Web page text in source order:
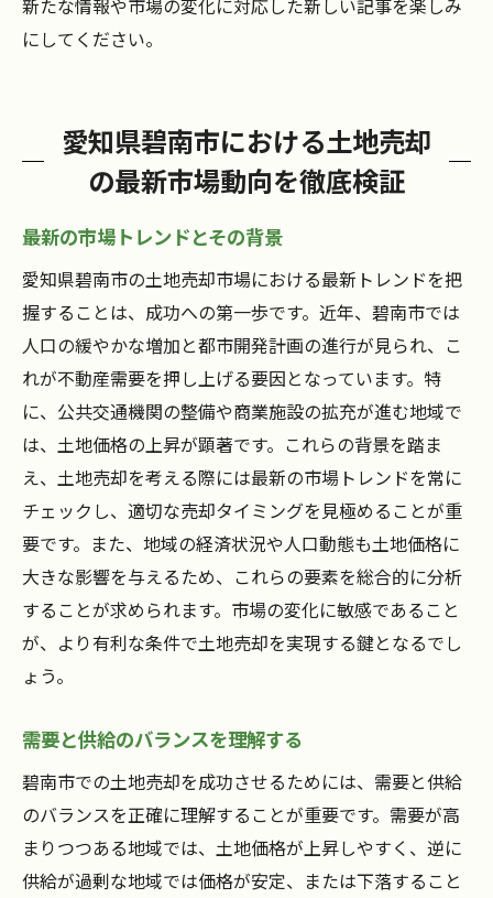
にしてください。
愛知県碧南市における土地売却
の最新市場動向を徹底検証
最新の市場トレンドとその背景
愛知県碧南市の土地売却市場における最新トレンドを把
握することは、成功への第一歩です。近年、碧南市では
人口の緩やかな増加と都市開発計画の進行が見られ、こ
れが不動産需要を押し上げる要因となっています。特
に、公共交通機関の整備や商業施設の拡充が進む地域で
は、土地価格の上昇が顕著です。これらの背景を踏ま
え、土地売却を考える際には最新の市場トレンドを常に
チェックし、適切な売却タイミングを見極めることが重
要です。また、地域の経済状況や人口動態も土地価格に
大きな影響を与えるため、これらの要素を総合的に分析
することが求められます。市場の変化に敏感であること
が、より有利な条件で土地売却を実現する鍵となるでし
ょう。
需要と供給のバランスを理解する
碧南市での土地売却を成功させるためには、需要と供給
のバランスを正確に理解することが重要です。需要が高
まりつつある地域では、土地価格が上昇しやすく、逆に
供給が過剰な地域では価格が安定、または下落すること